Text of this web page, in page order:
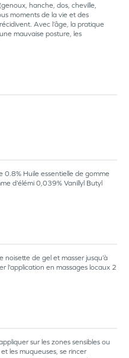
hanche, dos, cheville,
moments de la vie et des
Avec l’âge, la pratique
mauvaise posture, les
0.8% Huile essentielle de gomme
d’élémi 0,039% Vanillyl Butyl
noisette de gel et masser jusqu’à
l’application en massages locaux 2
sur les zones sensibles ou
les muqueuses, se rincer